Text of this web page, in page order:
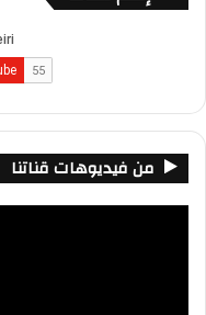
من فيديوهات قناتنا